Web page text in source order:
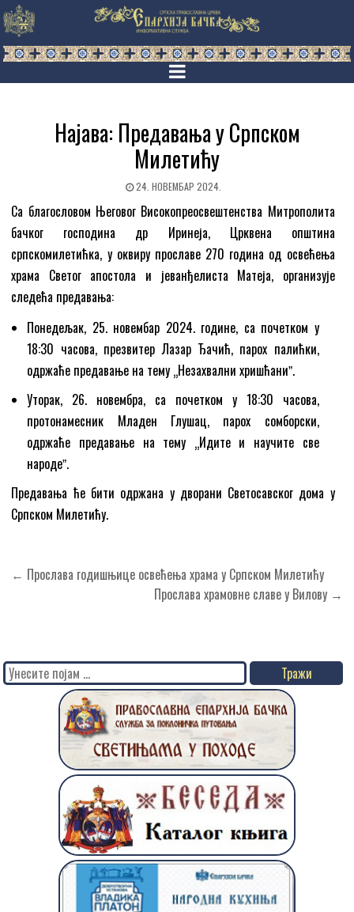
Најава: Предавања у Српском
Милетићу
24. НОВЕМБАР 2024.
Са благословом Његовог Високопреосвештенства Митрополита
бачког господина др Иринеја, Црквена општина
српскомилетићка, у оквиру прославе 270 година од освећења
храма Светог апостола и јеванђелиста Матеја, организује
следећа предавања:
Понедељак, 25. новембар 2024. године, са почетком у
18:30 часова, презвитер Лазар Ђачић, парох палићки,
одржаће предавање на тему „Незахвални хришћаниˮ.
Уторак, 26. новембра, са почетком у 18:30 часова,
протонамесник Младен Глушац, парох сомборски,
одржаће предавање на тему „Идите и научите све
народеˮ.
Предавања ће бити одржана у дворани Светосавског дома у
Српском Милетићу.
Кретање
← Прослава годишњице освећења храма у Српском Милетићу
Прослава храмовне славе у Вилову →
Search
for: